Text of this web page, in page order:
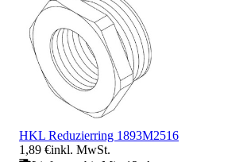
HKL Reduzierring 1893M2516
1,89 €inkl. MwSt.